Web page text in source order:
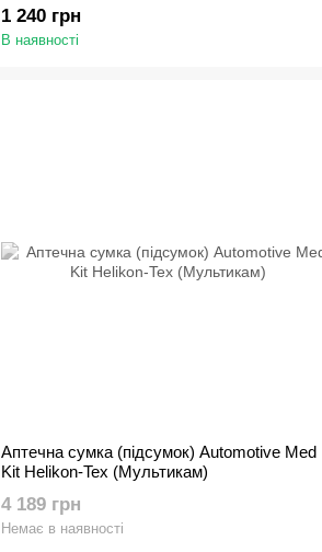
1 240 грн
В наявності
Аптечна сумка (підсумок) Automotive Med
Kit Helikon-Tex (Мультикам)
4 189 грн
Немає в наявності